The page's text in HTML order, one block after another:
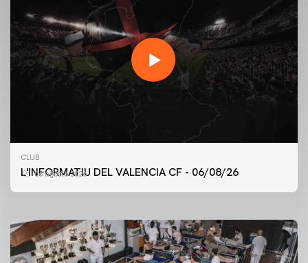
CLUB
L'INFORMATIU DEL VALENCIA CF - 06/08/26
06 agosto 2026
PRIMER EQUIP
ENTRENAMENT DEL VALENCIA CF 6/8/2026